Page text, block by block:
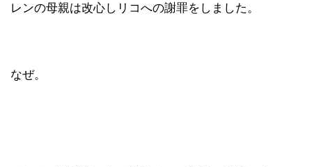
レンの母親は改心しリコへの謝罪をしました。
なぜ。